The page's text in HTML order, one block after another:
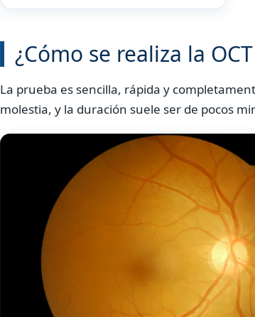
¿Cómo se realiza la
La prueba es sencilla, rápida y
molestia, y la duración suele ser de pocos